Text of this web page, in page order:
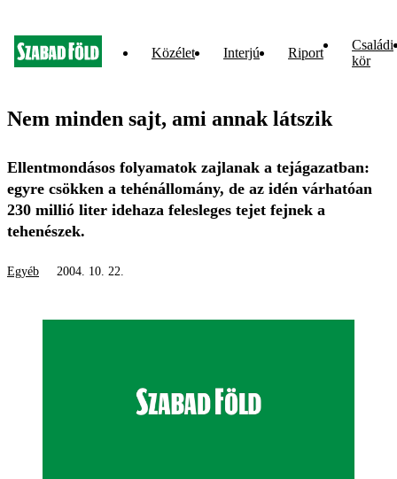
Közélet Interjú Riport
Családi
kör
Nem minden sajt, ami annak látszik
Ellentmondásos folyamatok zajlanak a tejágazatban:
egyre csökken a tehénállomány, de az idén várhatóan
230 millió liter idehaza felesleges tejet fejnek a
tehenészek.
Egyéb 2004. 10. 22.